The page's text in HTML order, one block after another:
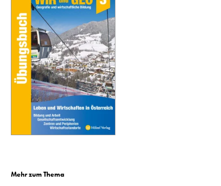
Mehr zum Thema